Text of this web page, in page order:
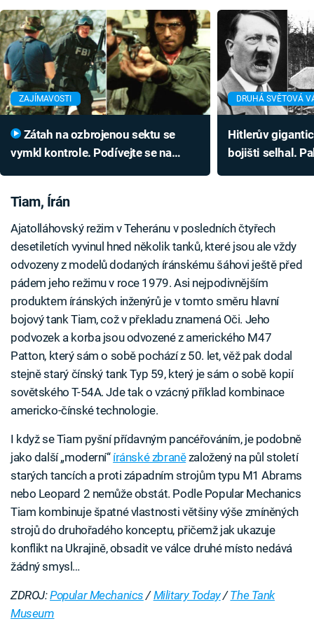
ZAJÍMAVOSTI
vymkl kontrole. Podívejte se na
DRUHÁ SVĚTOVÁ
Hitlerův
bojišti selhal.
Tiam, Írán
Ajatolláhovský režim v Teheránu v posledních čtyřech
desetiletích vyvinul hned několik tanků, které jsou ale vždy
odvozeny z modelů dodaných íránskému šáhovi ještě před
pádem jeho režimu v roce 1979. Asi nejpodivnějším
produktem íránských inženýrů je v tomto směru hlavní
bojový tank Tiam, což v překladu znamená Oči. Jeho
podvozek a korba jsou odvozené z amerického M47
Patton, který sám o sobě pochází z 50. let, věž pak dodal
stejně starý čínský tank Typ 59, který je sám o sobě kopií
sovětského T-54A. Jde tak o vzácný příklad kombinace
americko-čínské technologie.
I když se Tiam pyšní přídavným pancéřováním, je podobně
jako další „moderní“ íránské zbranězaložený na půl století
starých tancích a proti západním strojům typu M1 Abrams
nebo Leopard 2 nemůže obstát. Podle Popular Mechanics
Tiam kombinuje špatné vlastnosti většiny výše zmíněných
strojů do druhořadého konceptu, přičemž jak ukazuje
konflikt na Ukrajině, obsadit ve válce druhé místo nedává
žádný smysl…
ZDROJ:Popular Mechanics /Military Today/The Tank
Museum